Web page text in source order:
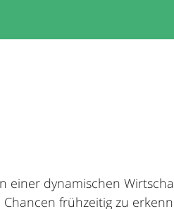
einer dynamischen
frühzeitig zu